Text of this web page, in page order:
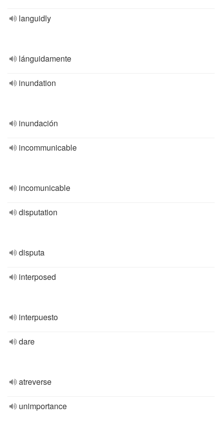
languidly
lánguidamente
inundation
inundación
incommunicable
incomunicable
disputation
disputa
interposed
interpuesto
dare
atreverse
unimportance